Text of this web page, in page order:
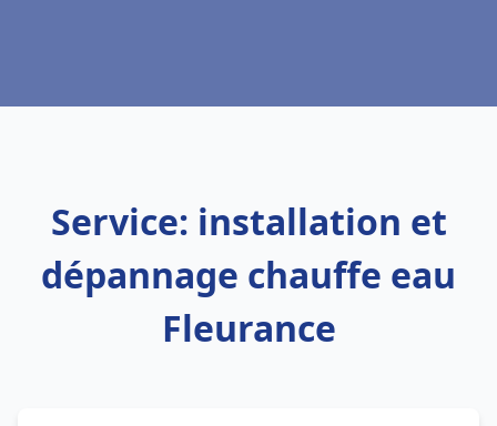
Service: installation et
dépannage chauffe eau
Fleurance